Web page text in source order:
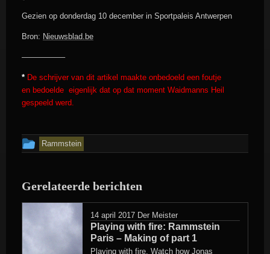
Gezien op donderdag 10 december in Sportpaleis Antwerpen
Bron: Nieuwsblad.be
—————–
* De schrijver van dit artikel maakte onbedoeld een foutje
en bedoelde eigenlijk dat op dat moment Waidmanns Heil
gespeeld werd.
Dit
geplaatst
Rammstein
Gerelateerde berichten
14 april 2017 Der Meister
Playing with fire: Rammstein
Paris – Making of part 1
Playing with fire. Watch how Jonas